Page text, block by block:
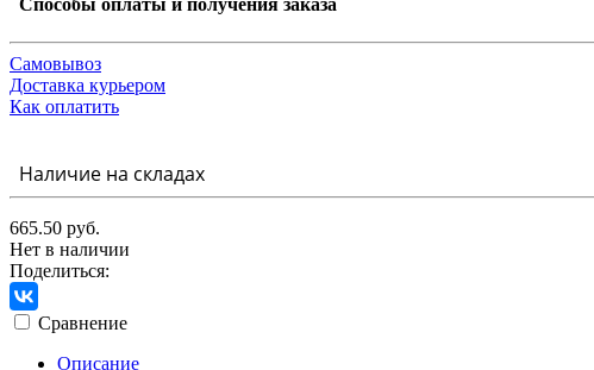
Способы оплаты и получения заказа
Самовывоз
Доставка курьером
Как оплатить
Наличие на складах
665.50 руб.
Нет в наличии
Поделиться:
Сравнение
Описание